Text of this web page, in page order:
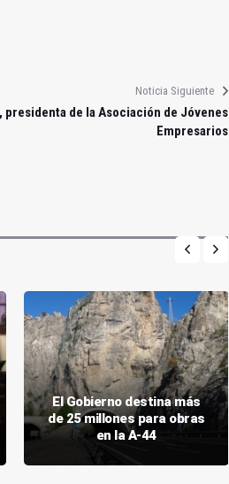
Noticia Siguiente
presidenta de la Asociación de Jóvenes
Empresarios
El Gobierno destina más
de 25 millones para obras
en la A-44